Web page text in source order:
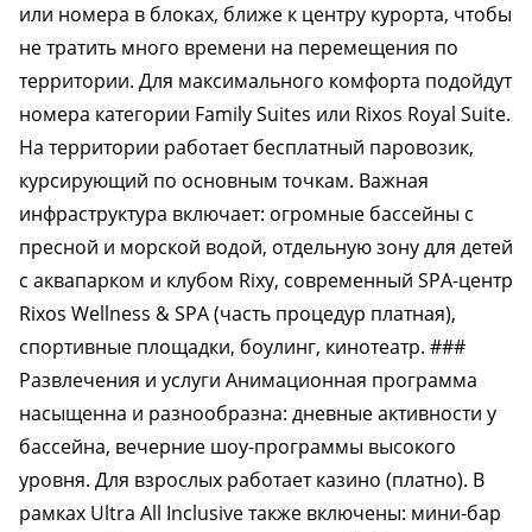
или номера в блоках, ближе к центру курорта, чтобы
не тратить много времени на перемещения по
территории. Для максимального комфорта подойдут
номера категории Family Suites или Rixos Royal Suite.
На территории работает бесплатный паровозик,
курсирующий по основным точкам. Важная
инфраструктура включает: огромные бассейны с
пресной и морской водой, отдельную зону для детей
с аквапарком и клубом Rixy, современный SPA-центр
Rixos Wellness & SPA (часть процедур платная),
спортивные площадки, боулинг, кинотеатр. ###
Развлечения и услуги Анимационная программа
насыщенна и разнообразна: дневные активности у
бассейна, вечерние шоу-программы высокого
уровня. Для взрослых работает казино (платно). В
рамках Ultra All Inclusive также включены: мини-бар